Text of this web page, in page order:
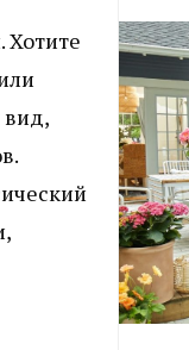
Хотите
вид,